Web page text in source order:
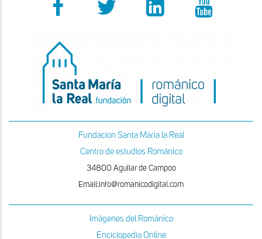
Fundacion Santa Maria la Real
Centro de estudios Románico
34800 Aguilar de Campoo
Email:info@romanicodigital.com
Imágenes del Románico
Enciclopedia Online